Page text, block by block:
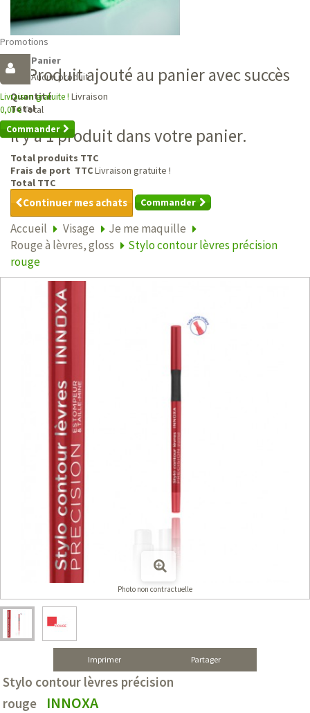
Promotions
Panier
Aucun produit
Livraison gratuite ! Livraison
0,00 €Total
Commander
Produit ajouté au panier avec succès
Quantité
Total
Il y a 1 produit dans votre panier.
Total produits TTC
Frais de port TTCLivraison gratuite !
Total TTC
Continuer mes achats Commander
Accueil Visage
Je me maquille
Rouge à lèvres, gloss
Stylo contour lèvres précision
rouge
Photo non contractuelle
Imprimer Partager
Stylo contour lèvres précision
rouge
INNOXA